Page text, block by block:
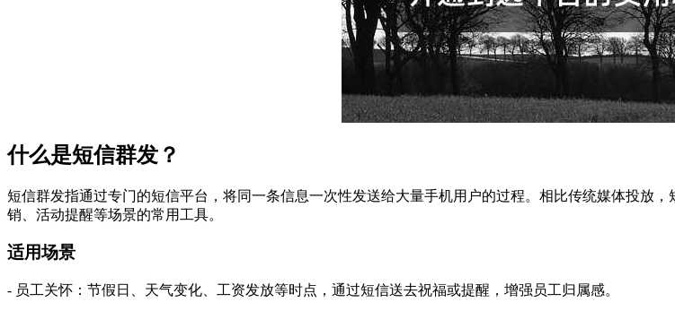
什么是短信群发？
短信群发指通过专门的短信平台，将同一条信息一次性发送给大量手机用户的过程。相比传统媒体投放
销、活动提醒等场景的常用工具。
适用场景
- 员工关怀：节假日、天气变化、工资发放等时点，通过短信送去祝福或提醒，增强员工归属感。